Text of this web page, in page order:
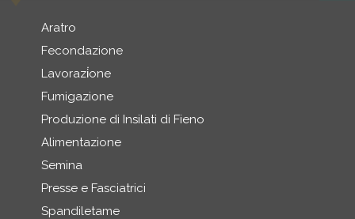
Aratro
Fecondazione
Lavorazi̇one
Fumigazione
Produzione di Insilati di Fieno
Alimentazione
Semina
Presse e Fasciatrici
Spandiletame